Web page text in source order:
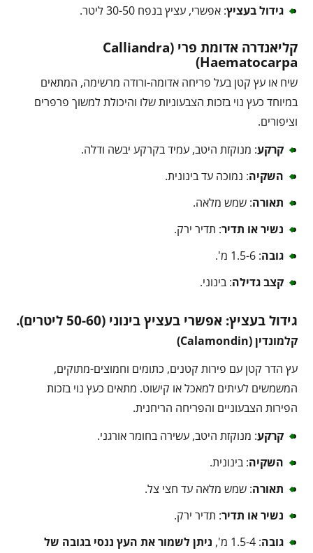
גידול בעציץ: אפשרי, עציץ בנפח 30-50 ליטר.
קליאנדרה אדומת פרי (Calliandra
Haematocarpa)
שיח או עץ קטן בעל פריחה אדומה-ורודה מרשימה, המתאים
במיוחד כעץ נוי בזכות הצבעוניות שלו והיכולת למשוך פרפרים
וציפורים.
קרקע: מנוקזת היטב, עמיד בקרקע יבשה ודלה.
השקיה: נמוכה עד בינונית.
תאורה: שמש מלאה.
נשיר או תדיר: תדיר ירק.
גובה: 1.5-6 מ'.
קצב גדילה: בינוני.
גידול בעציץ: אפשרי בעציץ בינוני (50-60 ליטרים).
קלמונדין (Calamondin
)
עץ הדר קטן עם פירות קטנים, כתומים וחמוצים-מתוקים,
המשמשים לעיתים למאכל או קישוט. מתאים כעץ נוי בזכות
הפירות הצבעוניים והפריחה הריחנית.
קרקע: מנוקזת היטב, עשירה בחומר אורגני.
השקיה: בינונית.
תאורה: שמש מלאה עד חצי צל.
נשיר או תדיר: תדיר ירק.
גובה: 1.5-4 מ',
ניתן לשמור את העץ ננסי בגובה של